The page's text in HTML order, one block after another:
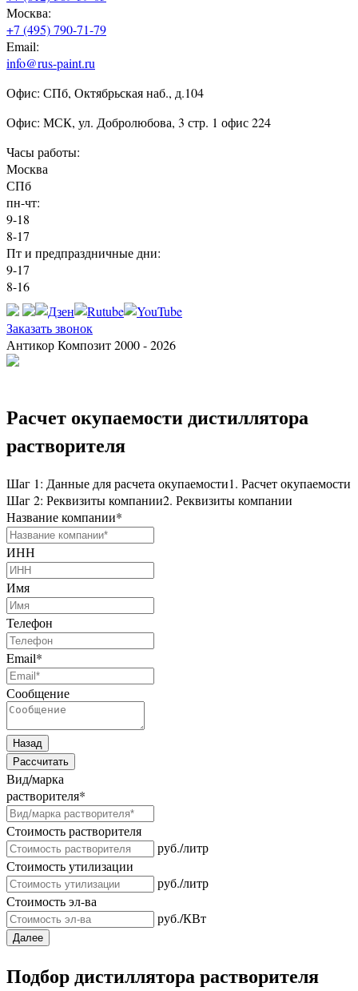
Москва:
+7 (495) 790-71-79
Email:
info@rus-paint.ru
Офис: СПб, Октябрьская наб., д.104
Офис: МСК, ул. Добролюбова, 3 стр. 1 офис 224
Часы работы:
Москва
СПб
пн-чт:
9-18
8-17
Пт и предпраздничные дни:
9-17
8-16
Заказать звонок
Антикор Композит 2000 - 2026
Расчет окупаемости дистиллятора
растворителя
Шаг 1: Данные для расчета окупаемости1. Расчет окупаемости
Шаг 2: Реквизиты компании2. Реквизиты компании
Название компании*
ИНН
Имя
Телефон
Email*
Сообщение
Назад
Рассчитать
Вид/марка
растворителя*
Стоимость растворителя
руб./литр
Стоимость утилизации
руб./литр
Стоимость эл-ва
руб./КВт
Далее
Подбор дистиллятора растворителя